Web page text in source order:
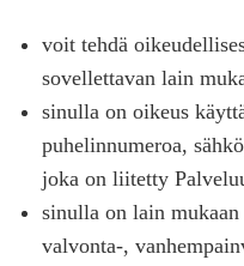
voit tehdä
sovellettavan lain
sinulla on oikeus
puhelinnumeroa,
joka on liitetty
sinulla on lain
valvonta-,